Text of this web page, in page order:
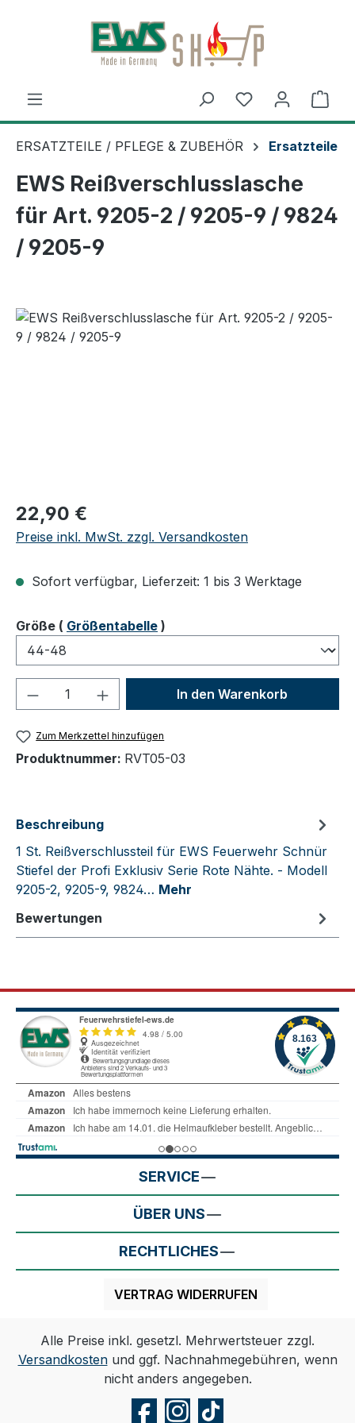
Zum Hauptinhalt springen
ERSATZTEILE / PFLEGE & ZUBEHÖR Ersatzteile
EWS Reißverschlusslasche
für Art. 9205-2 / 9205-9 / 9824
/ 9205-9
Regulärer Preis:
22,90 €
Preise inkl. MwSt. zzgl. Versandkosten
Sofort verfügbar, Lieferzeit: 1 bis 3 Werktage
Größeauswählen
( Größentabelle )
Produkt Anzahl: Gib denIn den Warenkorb
Zum Merkzettel hinzufügen
Produktnummer: RVT05-03
Beschreibung
1 St. Reißverschlussteil für EWS Feuerwehr Schnür
Stiefel der Profi Exklusiv Serie Rote Nähte. - Modell
9205-2, 9205-9, 9824… Mehr
Bewertungen
SERVICE
ÜBER UNS
RECHTLICHES
VERTRAG WIDERRUFEN
Alle Preise inkl. gesetzl. Mehrwertsteuer zzgl.
Versandkostenund ggf. Nachnahmegebühren, wenn
nicht anders angegeben.